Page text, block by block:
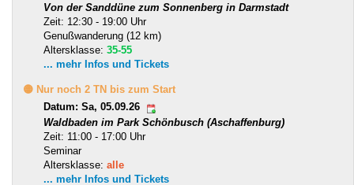
Von der Sanddüne zum Sonnenberg in Darmstadt
Zeit: 12:30 - 19:00 Uhr
Genußwanderung (12 km)
Altersklasse: 35-55
... mehr Infos und Tickets
🟡 Nur noch 2 TN bis zum Start
Datum: Sa, 05.09.26
Waldbaden im Park Schönbusch (Aschaffenburg)
Zeit: 11:00 - 17:00 Uhr
Seminar
Altersklasse: alle
... mehr Infos und Tickets